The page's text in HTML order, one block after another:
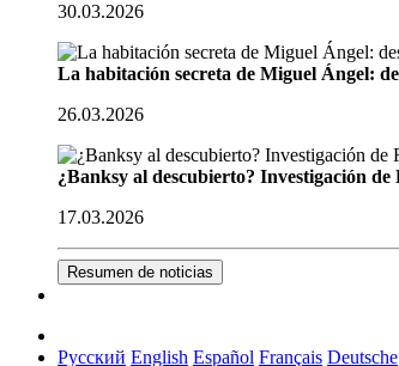
30.03.2026
La habitación secreta de Miguel Ángel:
26.03.2026
¿Banksy al descubierto? Investigación
17.03.2026
Resumen de noticias
Русский English Español Français Deutsche